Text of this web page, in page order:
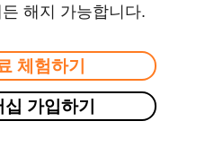
해지 가능합니다.
체험하기
가입하기